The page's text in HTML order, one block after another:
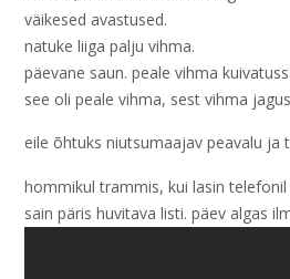
väikesed avastused.
natuke liiga palju vihma.
päevane saun. peale vihma
see oli peale vihma, sest vihma
eile õhtuks niutsumaajav peavalu ja
hommikul trammis, kui lasin
sain päris huvitava listi. päev algas